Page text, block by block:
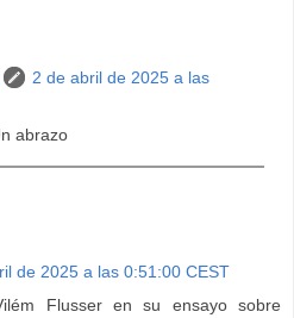
2 de abril de 2025 a las
abrazo
de 2025 a las 0:51:00 CEST
Flusser en su ensayo sobre